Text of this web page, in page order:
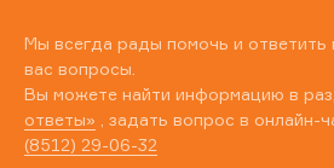
Мы всегда рады помочь и ответить
вас вопросы.
Вы можете найти информацию в
ответы» , задать вопрос в онлайн-
(8512) 29-06-32